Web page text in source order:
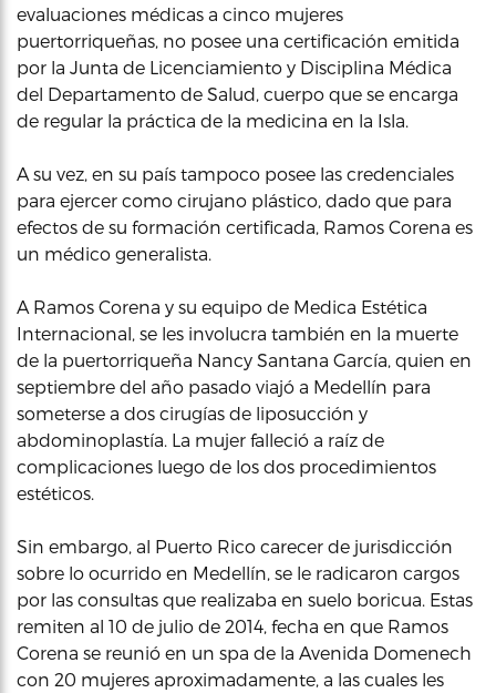
evaluaciones médicas a cinco mujeres
puertorriqueñas, no posee una certificación emitida
por la Junta de Licenciamiento y Disciplina Médica
del Departamento de Salud, cuerpo que se encarga
de regular la práctica de la medicina en la Isla.
A su vez, en su país tampoco posee las credenciales
para ejercer como cirujano plástico, dado que para
efectos de su formación certificada, Ramos Corena es
un médico generalista.
A Ramos Corena y su equipo de Medica Estética
Internacional, se les involucra también en la muerte
de la puertorriqueña Nancy Santana García, quien en
septiembre del año pasado viajó a Medellín para
someterse a dos cirugías de liposucción y
abdominoplastía. La mujer falleció a raíz de
complicaciones luego de los dos procedimientos
estéticos.
Sin embargo, al Puerto Rico carecer de jurisdicción
sobre lo ocurrido en Medellín, se le radicaron cargos
por las consultas que realizaba en suelo boricua. Estas
remiten al 10 de julio de 2014, fecha en que Ramos
Corena se reunió en un spa de la Avenida Domenech
con 20 mujeres aproximadamente, a las cuales les